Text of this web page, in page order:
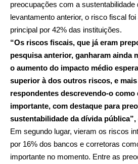
preocupações com a sustentabilidade
levantamento anterior, o risco fiscal
principal por 42% das instituições.
“Os riscos fiscais, que já eram
pesquisa anterior, ganharam ainda
o aumento do impacto médio
superior à dos outros riscos, e
respondentes descrevendo-o como
importante, com destaque para
sustentabilidade da dívida pública”,
Em segundo lugar, vieram os riscos
por 16% dos bancos e corretoras
importante no momento. Entre as